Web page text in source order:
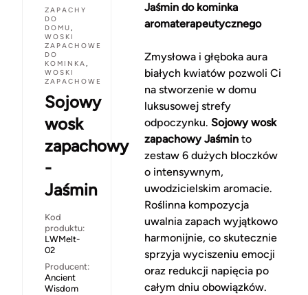
ZAPACHY
DO
DOMU,
WOSKI
ZAPACHOWE
DO
KOMINKA,
WOSKI
ZAPACHOWE
Sojowy
wosk
zapachowy
-
Jaśmin
Kod
produktu:
LWMelt-
02
Producent:
Ancient
Wisdom
Jaśmin do kominka
aromaterapeutycznego
Zmysłowa i głęboka aura
białych kwiatów pozwoli Ci
na stworzenie w domu
luksusowej strefy
odpoczynku. Sojowy wosk
zapachowy Jaśminto
zestaw 6 dużych bloczków
o intensywnym,
uwodzicielskim aromacie.
Roślinna kompozycja
uwalnia zapach wyjątkowo
harmonijnie, co skutecznie
sprzyja wyciszeniu emocji
oraz redukcji napięcia po
całym dniu obowiązków.